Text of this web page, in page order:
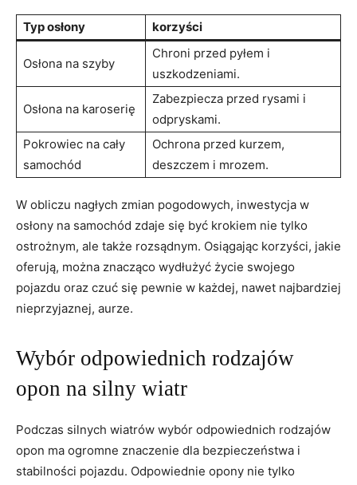
Typ ⁤osłony korzyści
Osłona na szyby
Chroni przed pyłem i​
uszkodzeniami.
Osłona na karoserię
Zabezpiecza przed rysami i
odpryskami.
Pokrowiec na cały
samochód
Ochrona⁢ przed kurzem,
deszczem i mrozem.
W obliczu nagłych zmian pogodowych, inwestycja w
osłony na ⁤samochód zdaje się być krokiem nie tylko
ostrożnym, ale‍ także rozsądnym. Osiągając korzyści, jakie
oferują, można​ znacząco ‍wydłużyć życie swojego
pojazdu oraz czuć się pewnie w każdej, nawet najbardziej
nieprzyjaznej, aurze.
Wybór odpowiednich ⁢rodzajów
opon na ‌silny ⁢wiatr
Podczas⁣ silnych wiatrów⁣ wybór‌ odpowiednich rodzajów
opon ma ⁢ogromne znaczenie dla bezpieczeństwa i
stabilności pojazdu.⁣ Odpowiednie ⁢opony nie tylko